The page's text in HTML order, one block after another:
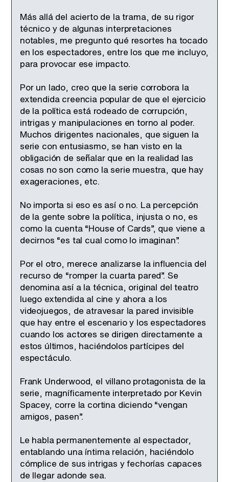
Más allá del acierto de la trama, de su rigor
técnico y de algunas interpretaciones
notables, me pregunto qué resortes ha tocado
en los espectadores, entre los que me incluyo,
para provocar ese impacto.
Por un lado, creo que la serie corrobora la
extendida creencia popular de que el ejercicio
de la política está rodeado de corrupción,
intrigas y manipulaciones en torno al poder.
Muchos dirigentes nacionales, que siguen la
serie con entusiasmo, se han visto en la
obligación de señalar que en la realidad las
cosas no son como la serie muestra, que hay
exageraciones, etc.
No importa si eso es así o no. La percepción
de la gente sobre la política, injusta o no, es
como la cuenta “House of Cards”, que viene a
decirnos “es tal cual como lo imaginan”.
Por el otro, merece analizarse la influencia del
recurso de “romper la cuarta pared”. Se
denomina así a la técnica, original del teatro
luego extendida al cine y ahora a los
videojuegos, de atravesar la pared invisible
que hay entre el escenario y los espectadores
cuando los actores se dirigen directamente a
estos últimos, haciéndolos partícipes del
espectáculo.
Frank Underwood, el villano protagonista de la
serie, magníficamente interpretado por Kevin
Spacey, corre la cortina diciendo “vengan
amigos, pasen”.
Le habla permanentemente al espectador,
entablando una íntima relación, haciéndolo
cómplice de sus intrigas y fechorías capaces
de llegar adonde sea.